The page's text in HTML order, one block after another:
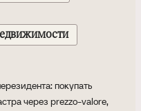
покупать
через prezzo-valore,